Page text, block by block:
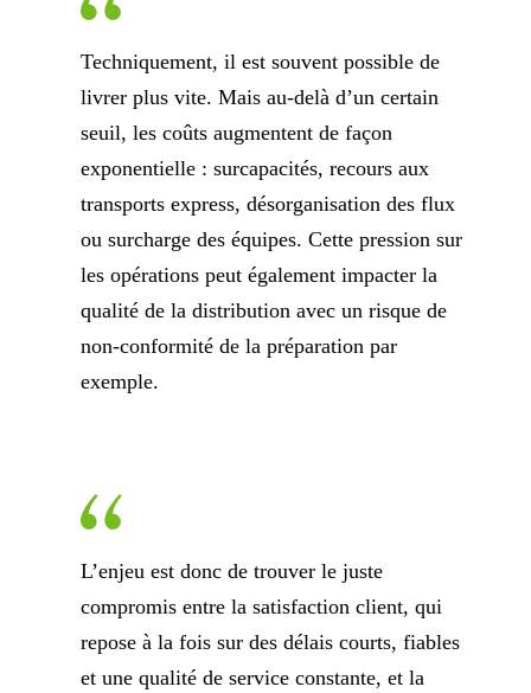
Techniquement, il est souvent possible de
livrer plus vite. Mais au-delà d’un certain
seuil, les coûts augmentent de façon
exponentielle : surcapacités, recours aux
transports express, désorganisation des flux
ou surcharge des équipes. Cette pression sur
les opérations peut également impacter la
qualité de la distribution avec un risque de
non-conformité de la préparation par
exemple.
L’enjeu est donc de trouver le juste
compromis entre la satisfaction client, qui
repose à la fois sur des délais courts, fiables
et une qualité de service constante, et la